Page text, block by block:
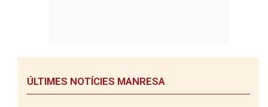
ÚLTIMES NOTÍCIES MANRESA